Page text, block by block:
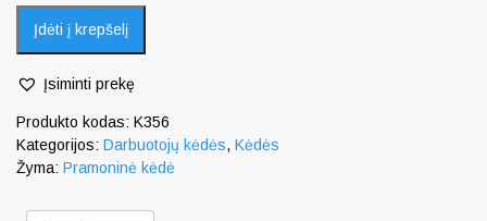
Įdėti į krepšelį
Įsiminti prekę
Produkto kodas: K356
Kategorijos: Darbuotojų kėdės, Kėdės
Žyma: Pramoninė kėdė